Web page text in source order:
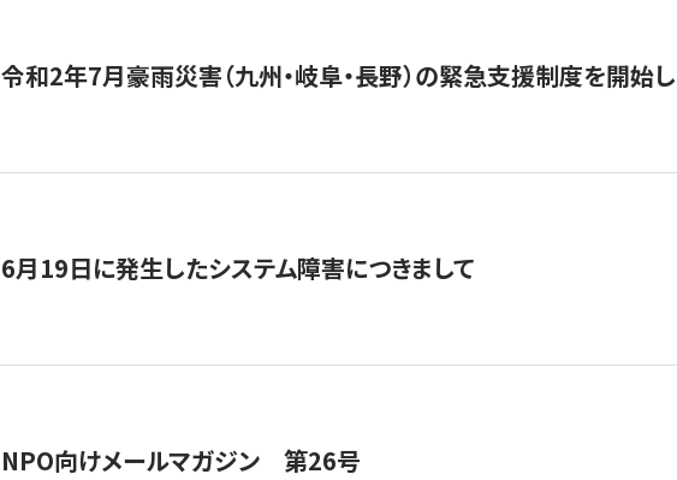
令和2年7月豪雨災害（九州・岐阜・長野）の緊急支援制度を開始
6月19日に発生したシステム障害につきまして
NPO向けメールマガジン 第26号